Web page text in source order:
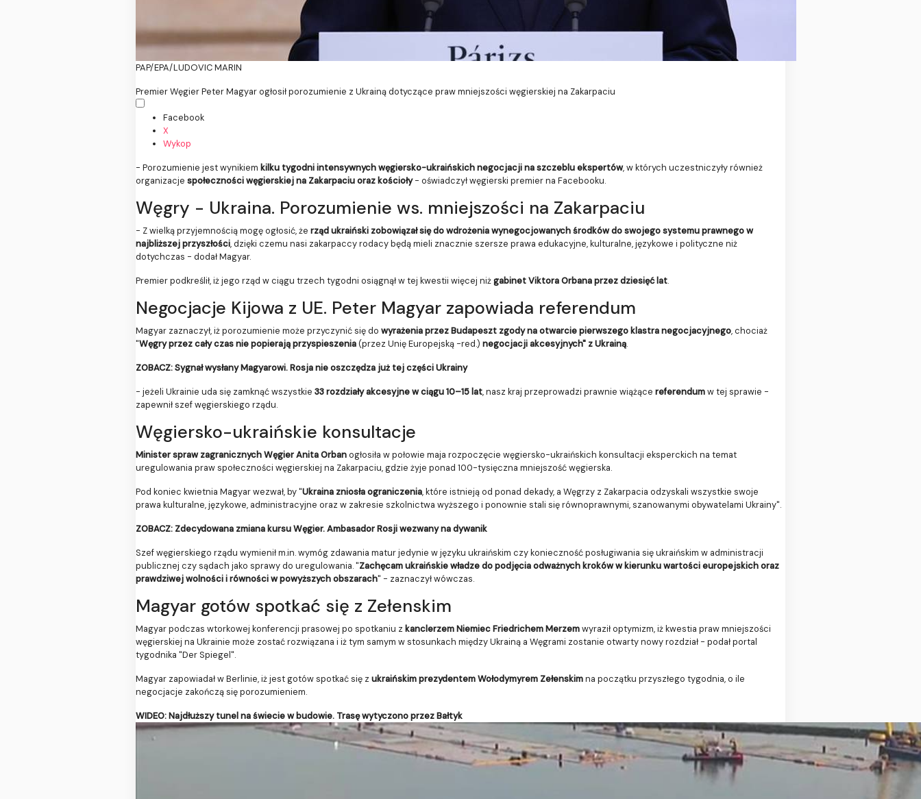
PAP/EPA/LUDOVIC MARIN
Premier Węgier Peter Magyar ogłosił porozumienie z Ukrainą dotyczące praw mniejszości węgierskiej na Zakarpaciu
Facebook
X
Wykop
- Porozumienie jest wynikiem kilku tygodni intensywnych węgiersko-ukraińskich negocjacji na szczeblu ekspertów, w których uczestniczyły również
organizacje społeczności węgierskiej na Zakarpaciu oraz kościoły- oświadczył węgierski premier na Facebooku.
Węgry - Ukraina. Porozumienie ws. mniejszości na Zakarpaciu
- Z wielką przyjemnością mogę ogłosić, że rząd ukraiński zobowiązał się do wdrożenia wynegocjowanych środków do swojego systemu prawnego w
najbliższej przyszłości, dzięki czemu nasi zakarpaccy rodacy będą mieli znacznie szersze prawa edukacyjne, kulturalne, językowe i polityczne niż
dotychczas - dodał Magyar.
Premier podkreślił, iż jego rząd w ciągu trzech tygodni osiągnął w tej kwestii więcej niżgabinet Viktora Orbana przez dziesięć lat.
Negocjacje Kijowa z UE. Peter Magyar zapowiada referendum
Magyar zaznaczył, iż porozumienie może przyczynić się do wyrażenia przez Budapeszt zgody na otwarcie pierwszego klastra negocjacyjnego, chociaż
"Węgry przez cały czas nie popierają przyspieszenia(przez Unię Europejską -red.) negocjacji akcesyjnych" z Ukrainą.
ZOBACZ: Sygnał wysłany Magyarowi. Rosja nie oszczędza już tej części Ukrainy
- jeżeli Ukrainie uda się zamknąć wszystkie 33 rozdziały akcesyjne w ciągu 10–15 lat, nasz kraj przeprowadzi prawnie wiążące referendumw tej sprawie -
zapewnił szef węgierskiego rządu.
Węgiersko-ukraińskie konsultacje
Minister spraw zagranicznych Węgier Anita Orbanogłosiła w połowie maja rozpoczęcie węgiersko-ukraińskich konsultacji eksperckich na temat
uregulowania praw społeczności węgierskiej na Zakarpaciu, gdzie żyje ponad 100-tysięczna mniejszość węgierska.
Pod koniec kwietnia Magyar wezwał, by "Ukraina zniosła ograniczenia, które istnieją od ponad dekady, a Węgrzy z Zakarpacia odzyskali wszystkie swoje
prawa kulturalne, językowe, administracyjne oraz w zakresie szkolnictwa wyższego i ponownie stali się równoprawnymi, szanowanymi obywatelami Ukrainy".
ZOBACZ: Zdecydowana zmiana kursu Węgier. Ambasador Rosji wezwany na dywanik
Szef węgierskiego rządu wymienił m.in. wymóg zdawania matur jedynie w języku ukraińskim czy konieczność posługiwania się ukraińskim w administracji
publicznej czy sądach jako sprawy do uregulowania. "Zachęcam ukraińskie władze do podjęcia odważnych kroków w kierunku wartości europejskich oraz
prawdziwej wolności i równości w powyższych obszarach" - zaznaczył wówczas.
Magyar gotów spotkać się z Zełenskim
Magyar podczas wtorkowej konferencji prasowej po spotkaniu z kanclerzem Niemiec Friedrichem Merzemwyraził optymizm, iż kwestia praw mniejszości
węgierskiej na Ukrainie może zostać rozwiązana i iż tym samym w stosunkach między Ukrainą a Węgrami zostanie otwarty nowy rozdział - podał portal
tygodnika "Der Spiegel".
Magyar zapowiadał w Berlinie, iż jest gotów spotkać się z ukraińskim prezydentem Wołodymyrem Zełenskimna początku przyszłego tygodnia, o ile
negocjacje zakończą się porozumieniem.
WIDEO: Najdłuższy tunel na świecie w budowie. Trasę wytyczono przez Bałtyk